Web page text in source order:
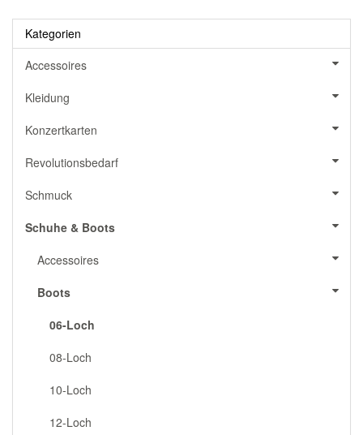
Kategorien
Accessoires
Kleidung
Konzertkarten
Revolutionsbedarf
Schmuck
Schuhe & Boots
Accessoires
Boots
06-Loch
08-Loch
10-Loch
12-Loch